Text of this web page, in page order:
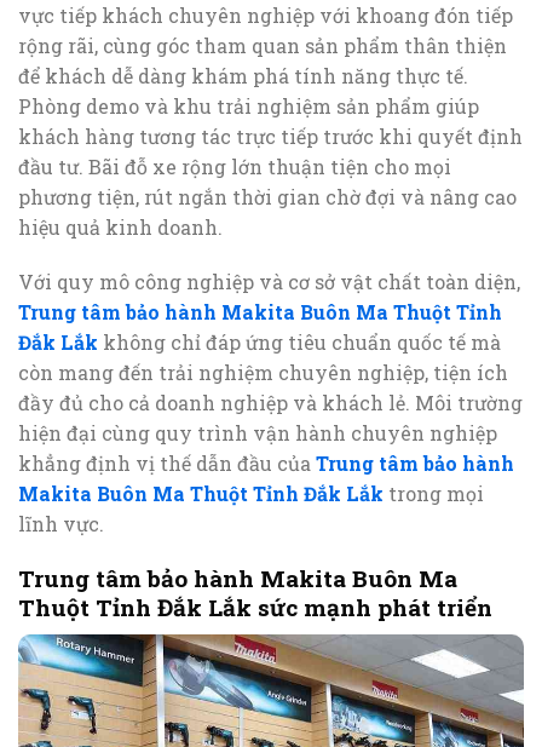
vực tiếp khách chuyên nghiệp với khoang đón tiếp
rộng rãi, cùng góc tham quan sản phẩm thân thiện
để khách dễ dàng khám phá tính năng thực tế.
Phòng demo và khu trải nghiệm sản phẩm giúp
khách hàng tương tác trực tiếp trước khi quyết định
đầu tư. Bãi đỗ xe rộng lớn thuận tiện cho mọi
phương tiện, rút ngắn thời gian chờ đợi và nâng cao
hiệu quả kinh doanh.
Với quy mô công nghiệp và cơ sở vật chất toàn diện,
Trung tâm bảo hành Makita Buôn Ma Thuột Tỉnh
Đắk Lắk không chỉ đáp ứng tiêu chuẩn quốc tế mà
còn mang đến trải nghiệm chuyên nghiệp, tiện ích
đầy đủ cho cả doanh nghiệp và khách lẻ. Môi trường
hiện đại cùng quy trình vận hành chuyên nghiệp
khẳng định vị thế dẫn đầu củaTrung tâm bảo hành
Makita Buôn Ma Thuột Tỉnh Đắk Lắk trong mọi
lĩnh vực.
Trung tâm bảo hành Makita Buôn Ma
Thuột Tỉnh Đắk Lắk sức mạnh phát triển